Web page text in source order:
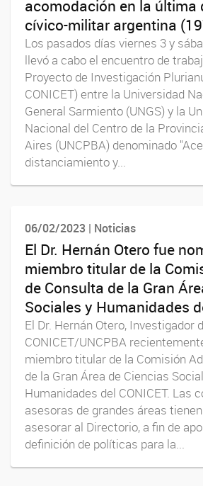
acomodación en la última
cívico-militar argentina
Los pasados días viernes 3 y
llevó a cabo el encuentro de
Proyecto de Investigación
CONICET) entre la Universidad
General Sarmiento (UNGS) y la
Nacional del Centro de la
Aires (UNCPBA) denominado
distanciamiento y...
06/02/2023 | Noticias
El Dr. Hernán Otero fue
miembro titular de la
de Consulta de la Gran
Sociales y Humanidades
El Dr. Hernán Otero, Investigador
CONICET/UNCPBA
miembro titular de la Comisión
de la Gran Área de Ciencias
Humanidades del CONICET. Las
asesoras de grandes áreas
asesorar al Directorio, a fin de
definición de políticas para la...